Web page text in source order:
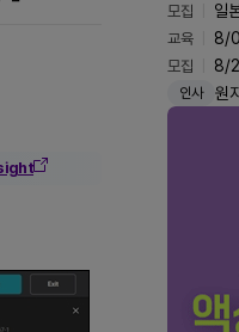
모집
일
교육
8/
모집
8/
인사 원